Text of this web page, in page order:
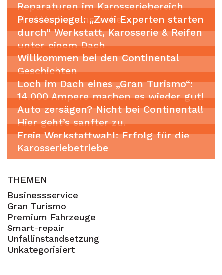
Reparaturen im Karosseriebereich
sind Vertrauenssache
Pressespiegel: „Zwei Experten starten
durch“ Werkstatt, Karosserie & Reifen
unter einem Dach
Willkommen bei den Continental
Geschichten
Loch im Dach eines „Gran Turismo“:
14.000 Ampere machen es wieder gut!
Auto zersägen? Nicht bei Continental!
Hier geht’s sanfter zu.
Freie Werkstattwahl: Erfolg für die
Karosseriebetriebe
THEMEN
Businessservice
Gran Turismo
Premium Fahrzeuge
Smart-repair
Unfallinstandsetzung
Unkategorisiert